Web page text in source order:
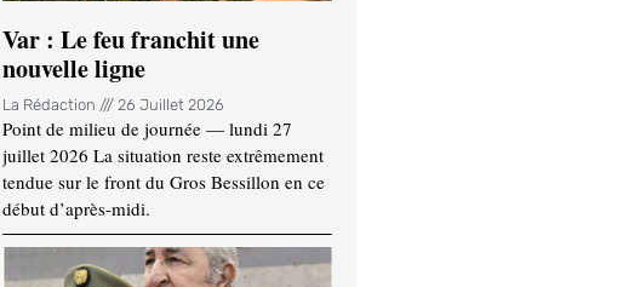
Var : Le feu franchit une
nouvelle ligne
La Rédaction 26 Juillet 2026
Point de milieu de journée — lundi 27
juillet 2026 La situation reste extrêmement
tendue sur le front du Gros Bessillon en ce
début d’après-midi.